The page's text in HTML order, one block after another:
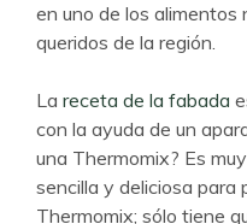
en uno de los alimentos
queridos de la región.
La receta de la fabada
con la ayuda de un
una Thermomix? Es
sencilla y deliciosa para
Thermomix; sólo tiene